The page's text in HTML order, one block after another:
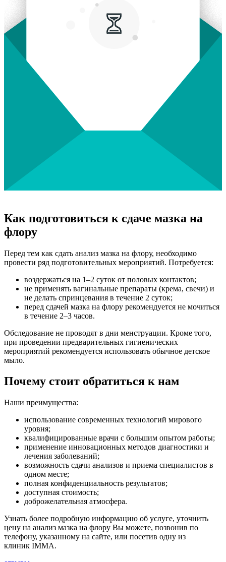
Как подготовиться к сдаче мазка на
флору
Перед тем как сдать анализ мазка на флору, необходимо
провести ряд подготовительных мероприятий. Потребуется:
воздержаться на 1–2 суток от половых контактов;
не применять вагинальные препараты (крема, свечи) и
не делать спринцевания в течение 2 суток;
перед сдачей мазка на флору рекомендуется не мочиться
в течение 2–3 часов.
Обследование не проводят в дни менструации. Кроме того,
при проведении предварительных гигиенических
мероприятий рекомендуется использовать обычное детское
мыло.
Почему стоит обратиться к нам
Наши преимущества:
использование современных технологий мирового
уровня;
квалифицированные врачи с большим опытом работы;
применение инновационных методов диагностики и
лечения заболеваний;
возможность сдачи анализов и приема специалистов в
одном месте;
полная конфиденциальность результатов;
доступная стоимость;
доброжелательная атмосфера.
Узнать более подробную информацию об услуге, уточнить
цену на анализ мазка на флору Вы можете, позвонив по
телефону, указанному на сайте, или посетив одну из
клиник IMMA.